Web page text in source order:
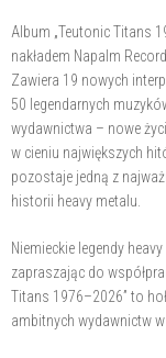
Album „Teutonic Titans
nakładem Napalm
Zawiera 19 nowych
50 legendarnych
wydawnictwa – nowe
w cieniu największych
pozostaje jedną z
historii heavy metalu.
Niemieckie legendy
zapraszając do
Titans 1976–2026” to
ambitnych wydawnictw